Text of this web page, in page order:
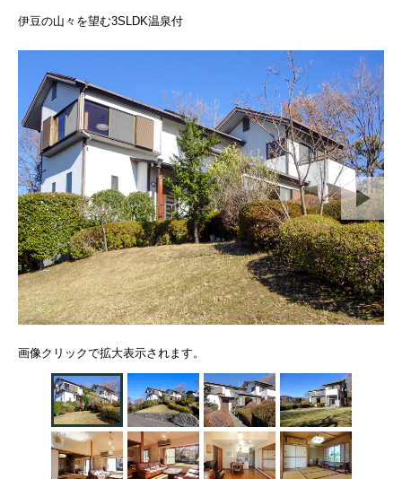
伊豆の山々を望む3SLDK温泉付
画像クリックで拡大表示されます。